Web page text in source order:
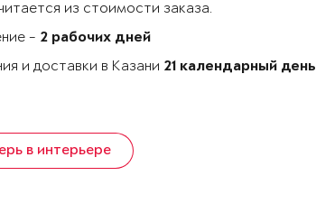
из стоимости заказа.
- 2 рабочих дней
и доставки в Казани 21 календарный день
в интерьере